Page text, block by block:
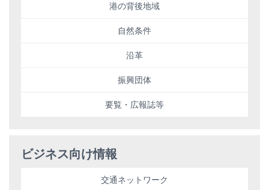
港の背後地域
自然条件
沿革
振興団体
要覧・広報誌等
ビジネス向け情報
交通ネットワーク